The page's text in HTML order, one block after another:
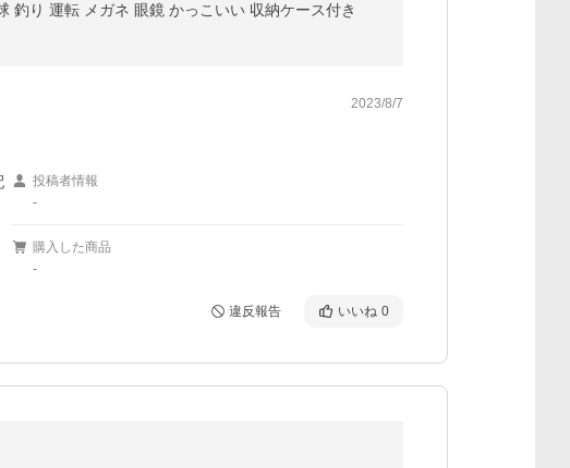
釣り 運転 メガネ 眼鏡 かっこいい 収納ケース付き
2023/8/7
投稿者情報
-
購入した商品
-
違反報告 いいね 0